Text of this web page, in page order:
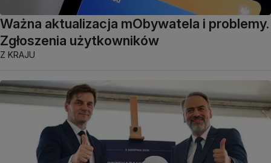
Ważna aktualizacja mObywatela i problemy.
Zgłoszenia użytkowników
Z KRAJU